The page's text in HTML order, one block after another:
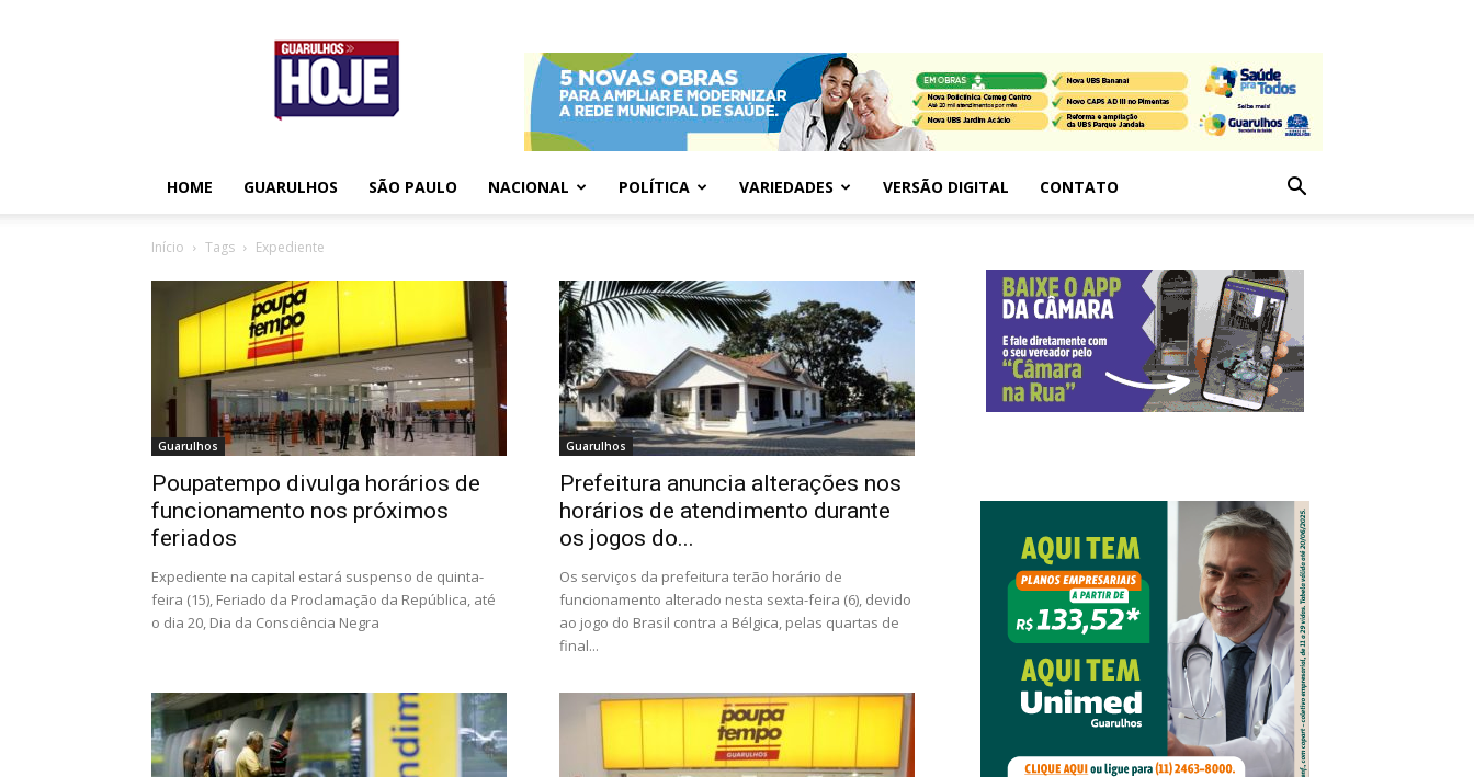
Guarulhos
Hoje
HOME GUARULHOS SÃO PAULO NACIONAL POLÍTICA VARIEDADES VERSÃO DIGITAL CONTATO
Início Tags Expediente
Guarulhos
Poupatempo divulga horários de
funcionamento nos próximos
feriados
Expediente na capital estará suspenso de quinta-
feira (15), Feriado da Proclamação da República, até
o dia 20, Dia da Consciência Negra
Guarulhos
Prefeitura anuncia alterações nos
horários de atendimento durante
os jogos do...
Os serviços da prefeitura terão horário de
funcionamento alterado nesta sexta-feira (6), devido
ao jogo do Brasil contra a Bélgica, pelas quartas de
final...